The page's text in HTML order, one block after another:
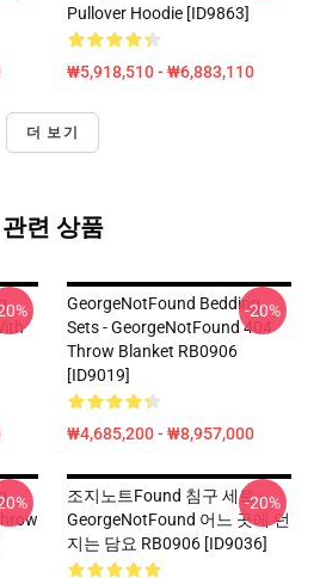
Pullover Hoodie [ID9863]
₩5,918,510 - ₩6,883,110
더 보기
관련 상품
GeorgeNotFound Bedding
Sets - GeorgeNotFound 404
Throw Blanket RB0906
[ID9019]
₩4,685,200 - ₩8,957,000
-20%
조지노트Found 침구 세트 -
GeorgeNotFound 어느 곳에 던
지는 담요 RB0906 [ID9036]
-20%